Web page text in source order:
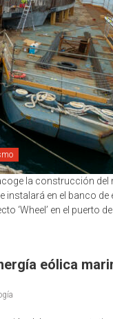
la construcción
en el banco
‘Wheel’ en el puerto
eólica